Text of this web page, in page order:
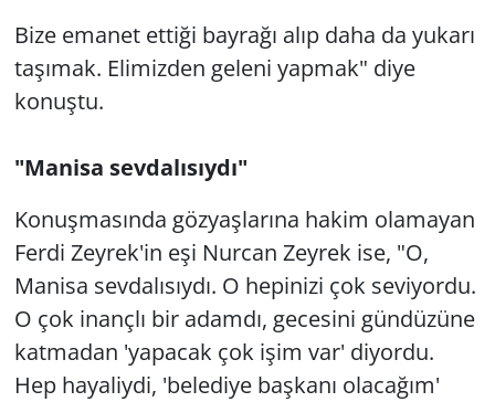
Bize emanet ettiği bayrağı alıp daha da yukarı
taşımak. Elimizden geleni yapmak" diye
konuştu.
"Manisa sevdalısıydı"
Konuşmasında gözyaşlarına hakim olamayan
Ferdi Zeyrek'in eşi Nurcan Zeyrek ise, "O,
Manisa sevdalısıydı. O hepinizi çok seviyordu.
O çok inançlı bir adamdı, gecesini gündüzüne
katmadan 'yapacak çok işim var' diyordu.
Hep hayaliydi, 'belediye başkanı olacağım'